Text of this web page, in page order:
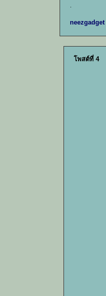
.
neezgadget
โพสต์ที่ 4